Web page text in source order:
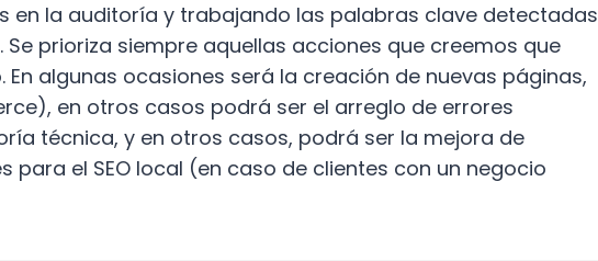
en la auditoría y trabajando las palabras clave detectadas
prioriza siempre aquellas acciones que creemos que
algunas ocasiones será la creación de nuevas páginas,
en otros casos podrá ser el arreglo de errores
técnica, y en otros casos, podrá ser la mejora de
para el SEO local (en caso de clientes con un negocio